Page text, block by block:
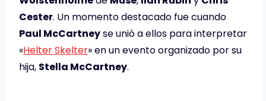
Cester. Un momento destacado fue cuando
Paul McCartneyse unió a ellos para interpretar
«Helter Skelter» en un evento organizado por su
hija, Stella McCartney. ​